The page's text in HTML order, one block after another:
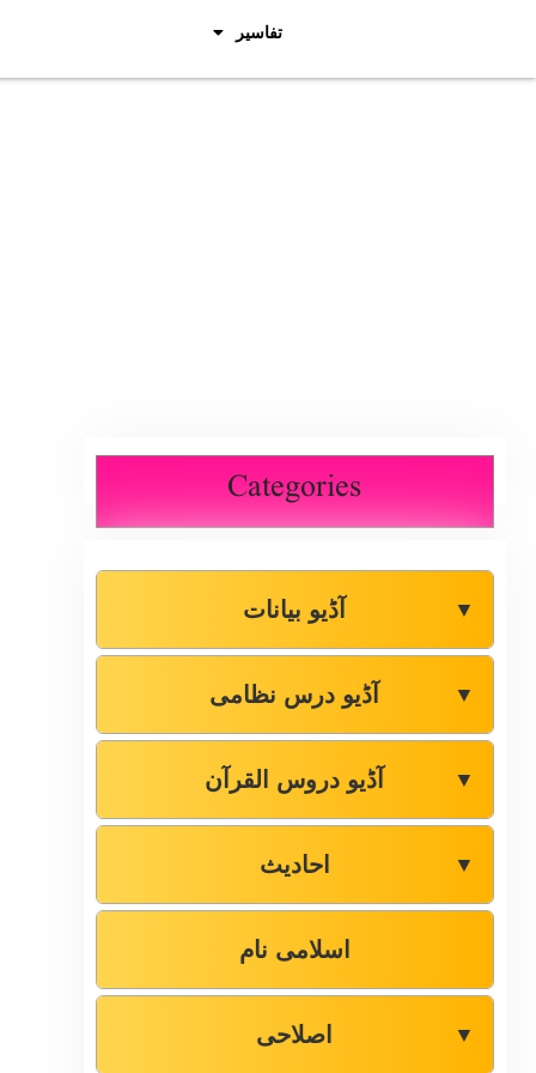
تفاسیر
Categories
آڈیو بیانات ▼
آڈیو درس نظامی ▼
آڈیو دروس القرآن ▼
احادیث ▼
اسلامی نام
اصلاحی ▼